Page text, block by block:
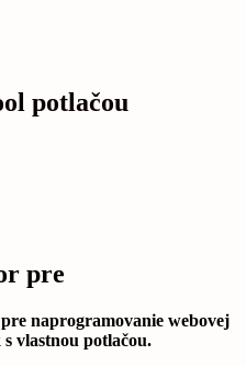
potlačou
pre
naprogramovanie webovej
vlastnou potlačou.